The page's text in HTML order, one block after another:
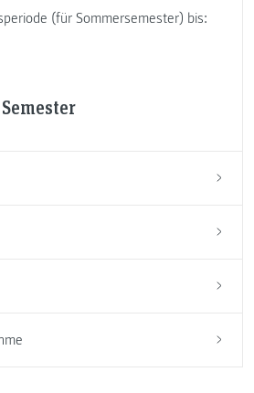
(für Sommersemester) bis: